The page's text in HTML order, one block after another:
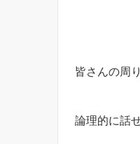
皆さんの周
論理的に話